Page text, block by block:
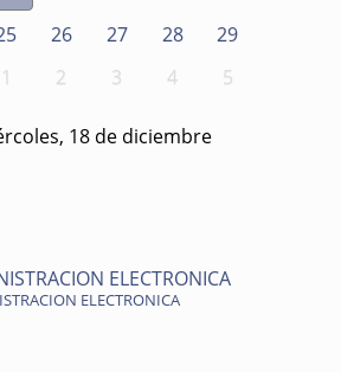
26 27 28
29
1 2 3 4 5
18 de diciembre
ELECTRONICA
ELECTRONICA